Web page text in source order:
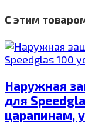
С этим
Наружная
для
царапинам,